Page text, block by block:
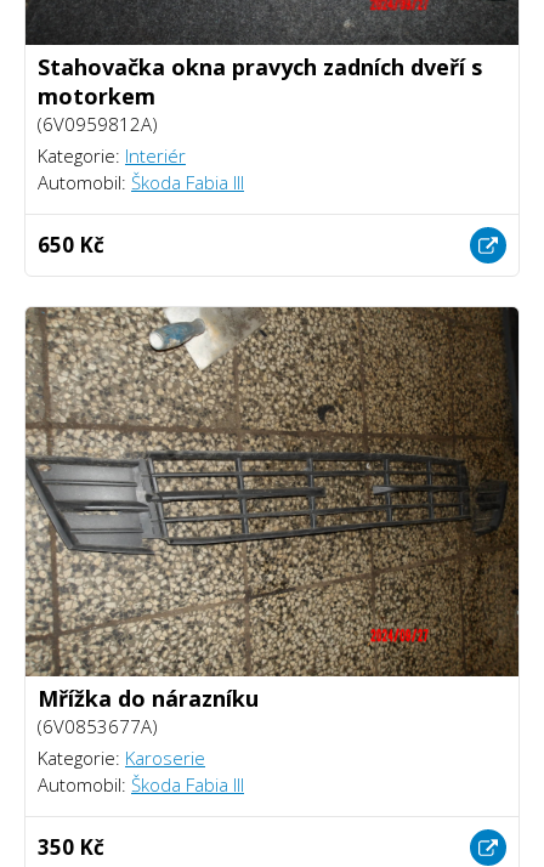
Stahovačka okna pravych zadních dveří s
motorkem
(6V0959812A)
Kategorie: Interiér
Automobil: Škoda Fabia III
650 Kč
Mřížka do nárazníku
(6V0853677A)
Kategorie: Karoserie
Automobil: Škoda Fabia III
350 Kč